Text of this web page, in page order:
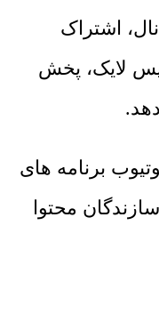
اشتراک
لایک، پخش
برنامه های
محتوا